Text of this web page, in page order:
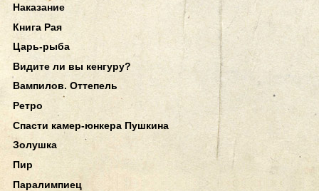
Наказание
Книга Рая
Царь-рыба
Видите ли вы кенгуру?
Вампилов. Оттепель
Ретро
Спасти камер-юнкера Пушкина
Золушка
Пир
Паралимпиец